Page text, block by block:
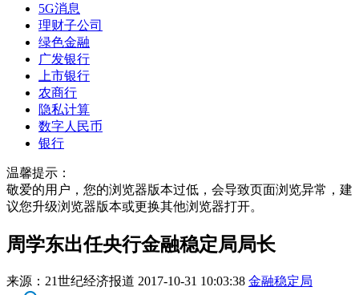
5G消息
理财子公司
绿色金融
广发银行
上市银行
农商行
隐私计算
数字人民币
银行
温馨提示：
敬爱的用户，您的浏览器版本过低，会导致页面浏览异常，建
议您升级浏览器版本或更换其他浏览器打开。
周学东出任央行金融稳定局局长
来源： 21世纪经济报道 2017-10-31 10:03:38 金融稳定局